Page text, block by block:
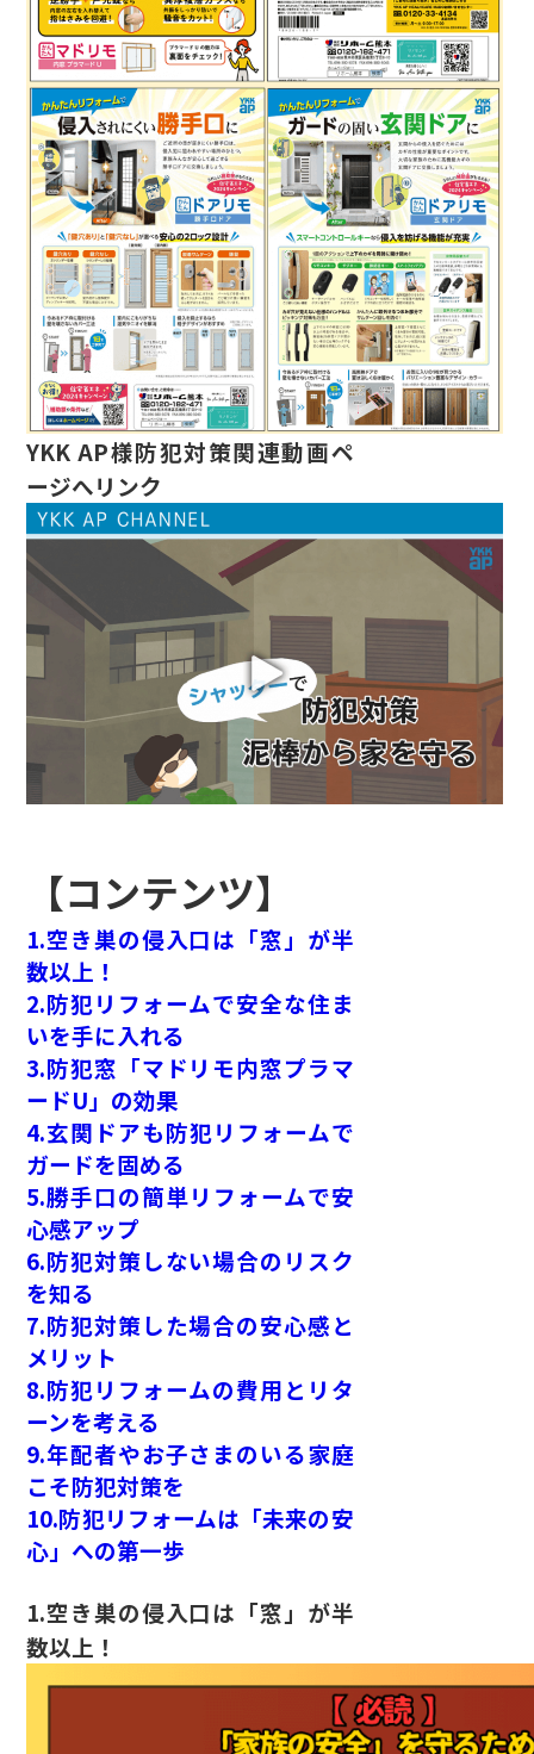
YKK AP様防犯対策関連動画ペ
ージへリンク
【コンテンツ】
1.空き巣の侵入口は「窓」が半
数以上！
2.防犯リフォームで安全な住ま
いを手に入れる
3.防犯窓「マドリモ内窓プラマ
ードU」の効果
4.玄関ドアも防犯リフォームで
ガードを固める
5.勝手口の簡単リフォームで安
心感アップ
6.防犯対策しない場合のリスク
を知る
7.防犯対策した場合の安心感と
メリット
8.防犯リフォームの費用とリタ
ーンを考える
9.年配者やお子さまのいる家庭
こそ防犯対策を
10.防犯リフォームは「未来の安
心」への第一歩
1.空き巣の侵入口は「窓」が半
数以上！